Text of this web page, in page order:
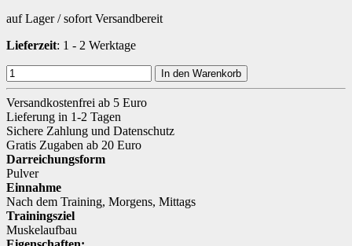
auf Lager / sofort Versandbereit
Lieferzeit: 1 - 2 Werktage
In den Warenkorb
Versandkostenfrei ab 5 Euro
Lieferung in 1-2 Tagen
Sichere Zahlung und Datenschutz
Gratis Zugaben ab 20 Euro
Darreichungsform
Pulver
Einnahme
Nach dem Training, Morgens, Mittags
Trainingsziel
Muskelaufbau